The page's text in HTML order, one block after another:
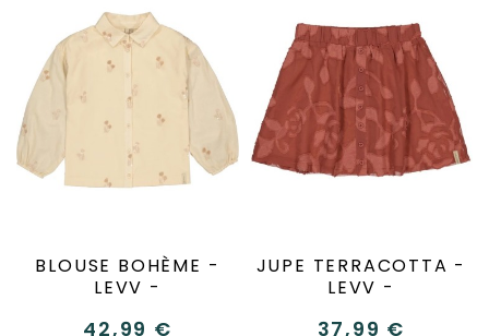
BLOUSE BOHÈME -
LEVV -
42,99 €
JUPE TERRACOTTA -
LEVV -
37,99 €